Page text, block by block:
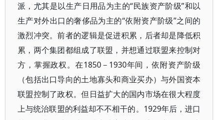
派，尤其是以生产日用品为主的“民族资产阶级”和以
生产对外出口的奢侈品为主的“依附资产阶级”之间的
激烈冲突。前者的逻辑是促进积累，后者却是降低积
累，两个集团都组成了联盟，并想通过联盟来控制对
方，掌握政权。在1850－1930年间，依附资产阶级
（包括出口导向的土地寡头和商业买办）与外国资本
联盟控制了政权。但日益扩大的国内市场在很大程度
上与统治联盟的利益却不不相干的。1929年后，进口